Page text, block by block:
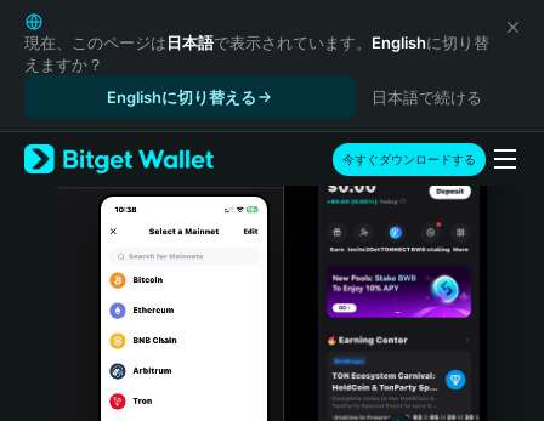
English
日本語
Tiếng Việt
Español (Latinoamérica)
Türkçe
Italiano
Português (Portugal)
Bahasa Indonesia
現在、このページは日本語で表示されています。 Englishに切り替
えますか？
Englishに切り替える
日本語で続ける
今すぐダウンロードする